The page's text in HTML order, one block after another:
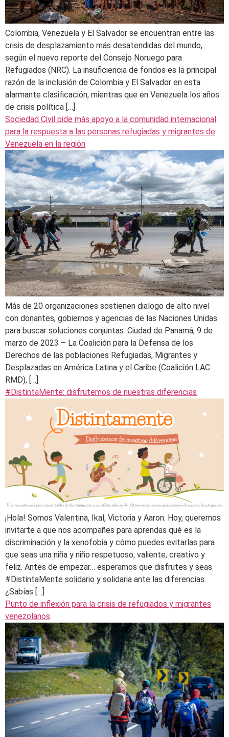
Colombia, Venezuela y El Salvador se encuentran entre las
crisis de desplazamiento más desatendidas del mundo,
según el nuevo reporte del Consejo Noruego para
Refugiados (NRC). La insuficiencia de fondos es la principal
razón de la inclusión de Colombia y El Salvador en esta
alarmante clasificación, mientras que en Venezuela los años
de crisis política […]
Sociedad Civil pide más apoyo a la comunidad internacional
para la respuesta a las personas refugiadas y migrantes de
Venezuela en la región
Más de 20 organizaciones sostienen dialogo de alto nivel
con donantes, gobiernos y agencias de las Naciones Unidas
para buscar soluciones conjuntas. Ciudad de Panamá, 9 de
marzo de 2023 – La Coalición para la Defensa de los
Derechos de las poblaciones Refugiadas, Migrantes y
Desplazadas en América Latina y el Caribe (Coalición LAC
RMD), […]
#DistintaMente: disfrutemos de nuestras diferencias
¡Hola! Somos Valentina, Ikal, Victoria y Aaron. Hoy, queremos
invitarte a que nos acompañes para aprendas qué es la
discriminación y la xenofobia y cómo puedes evitarlas para
que seas una niña y niño respetuoso, valiente, creativo y
feliz. Antes de empezar… esperamos que disfrutes y seas
#DistintaMente solidario y solidaria ante las diferencias.
¿Sabías […]
Punto de inflexión para la crisis de refugiados y migrantes
venezolanos